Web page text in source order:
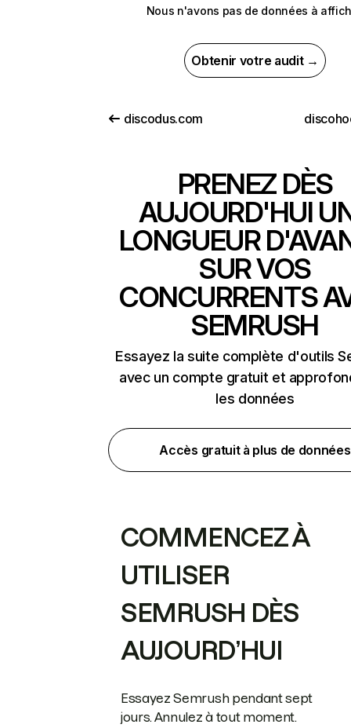
Nous n'avons pas de données à
Obtenir votre audit →
discodus.com
PRENEZ DÈS
AUJOURD'HUI
LONGUEUR
SUR VOS
CONCURRENTS
SEMRUSH
Essayez la suite complète d'outils
avec un compte gratuit et
les données
Accès gratuit à plus de données
COMMENCEZ À
UTILISER
SEMRUSH DÈS
AUJOURD’HUI
Essayez Semrush pendant sept
jours. Annulez à tout moment.